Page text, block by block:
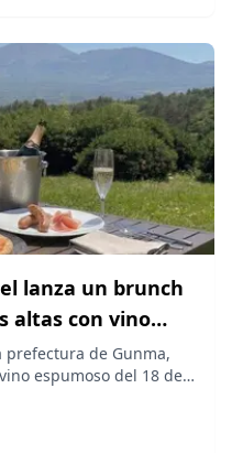
lanza un brunch
altas con vino
prefectura de Gunma,
espumoso del 18 de
en una terraza
También se han
de verano, como una